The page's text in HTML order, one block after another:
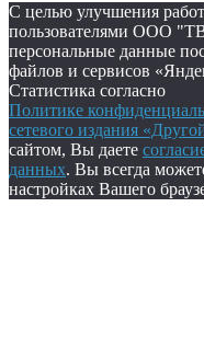
С целью улучшения
пользователями ООО
персональные данные
файлов и сервисов
Статистика согласно
Политике
сетевого издания
сайтом, Вы даете
данных. Вы всегда
настройках Вашего